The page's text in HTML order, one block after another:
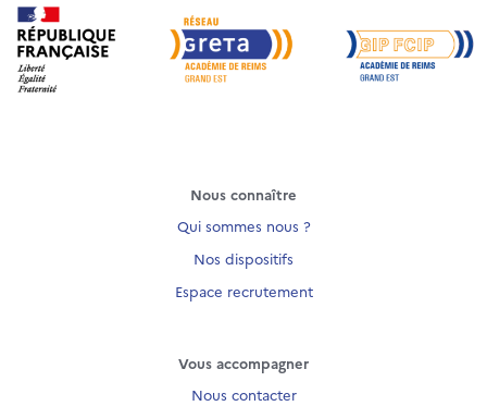
Nous connaître
Qui sommes nous ?
Nos dispositifs
Espace recrutement
Vous accompagner
Nous contacter